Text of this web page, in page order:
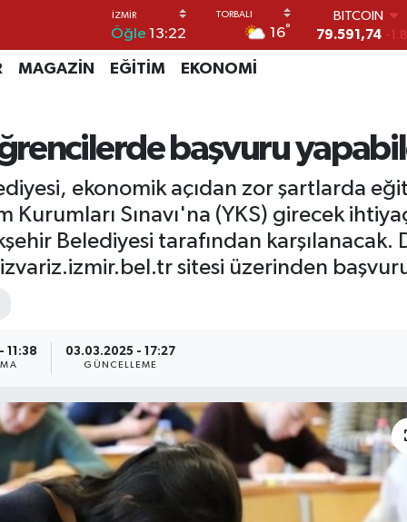
Öğle 13:22 16°
DOLAR
45,43620
EURO
6862,09000
BİST100
14.598,00 0
BITCOIN
79.591,74 -
MAGAZİN EĞİTİM EKONOMİ
başvuru
ekonomik açıdan zor şartlarda
Kurumları Sınavı'na (YKS) girecek
Belediyesi tarafından
sitesi üzerinden
11:38 03.03.2025 - 17:27
GÜNCELLEME